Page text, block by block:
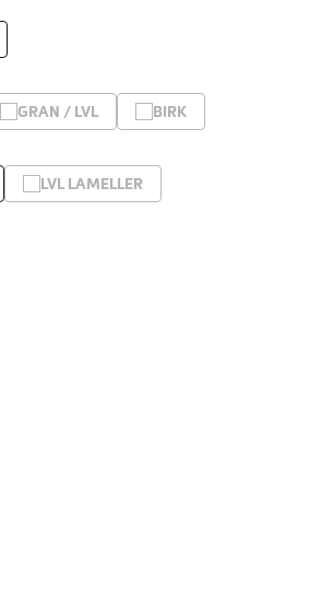
GRAN / LVL BIRK
LVL LAMELLER